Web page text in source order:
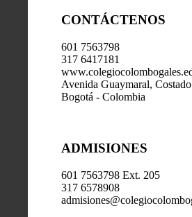
CONTÁCTENOS
601 7563798
317 6417181
Avenida Guaymaral,
Bogotá - Colombia
ADMISIONES
601 7563798 Ext. 205
317 6578908